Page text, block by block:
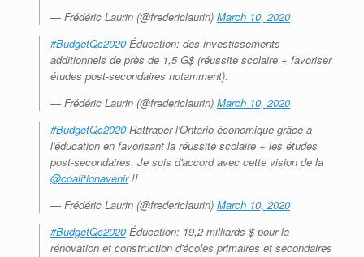
— Frédéric Laurin (@fredericlaurin) March 10, 2020
#BudgetQc2020 Éducation: des investissements
additionnels de près de 1,5 G$ (réussite scolaire + favoriser
études post-secondaires notamment).
— Frédéric Laurin (@fredericlaurin) March 10, 2020
#BudgetQc2020 Rattraper l'Ontario économique grâce à
l'éducation en favorisant la réussite scolaire + les études
post-secondaires. Je suis d'accord avec cette vision de la
@coalitionavenir!!
— Frédéric Laurin (@fredericlaurin) March 10, 2020
#BudgetQc2020 Éducation: 19,2 milliards $ pour la
rénovation et construction d'écoles primaires et secondaires